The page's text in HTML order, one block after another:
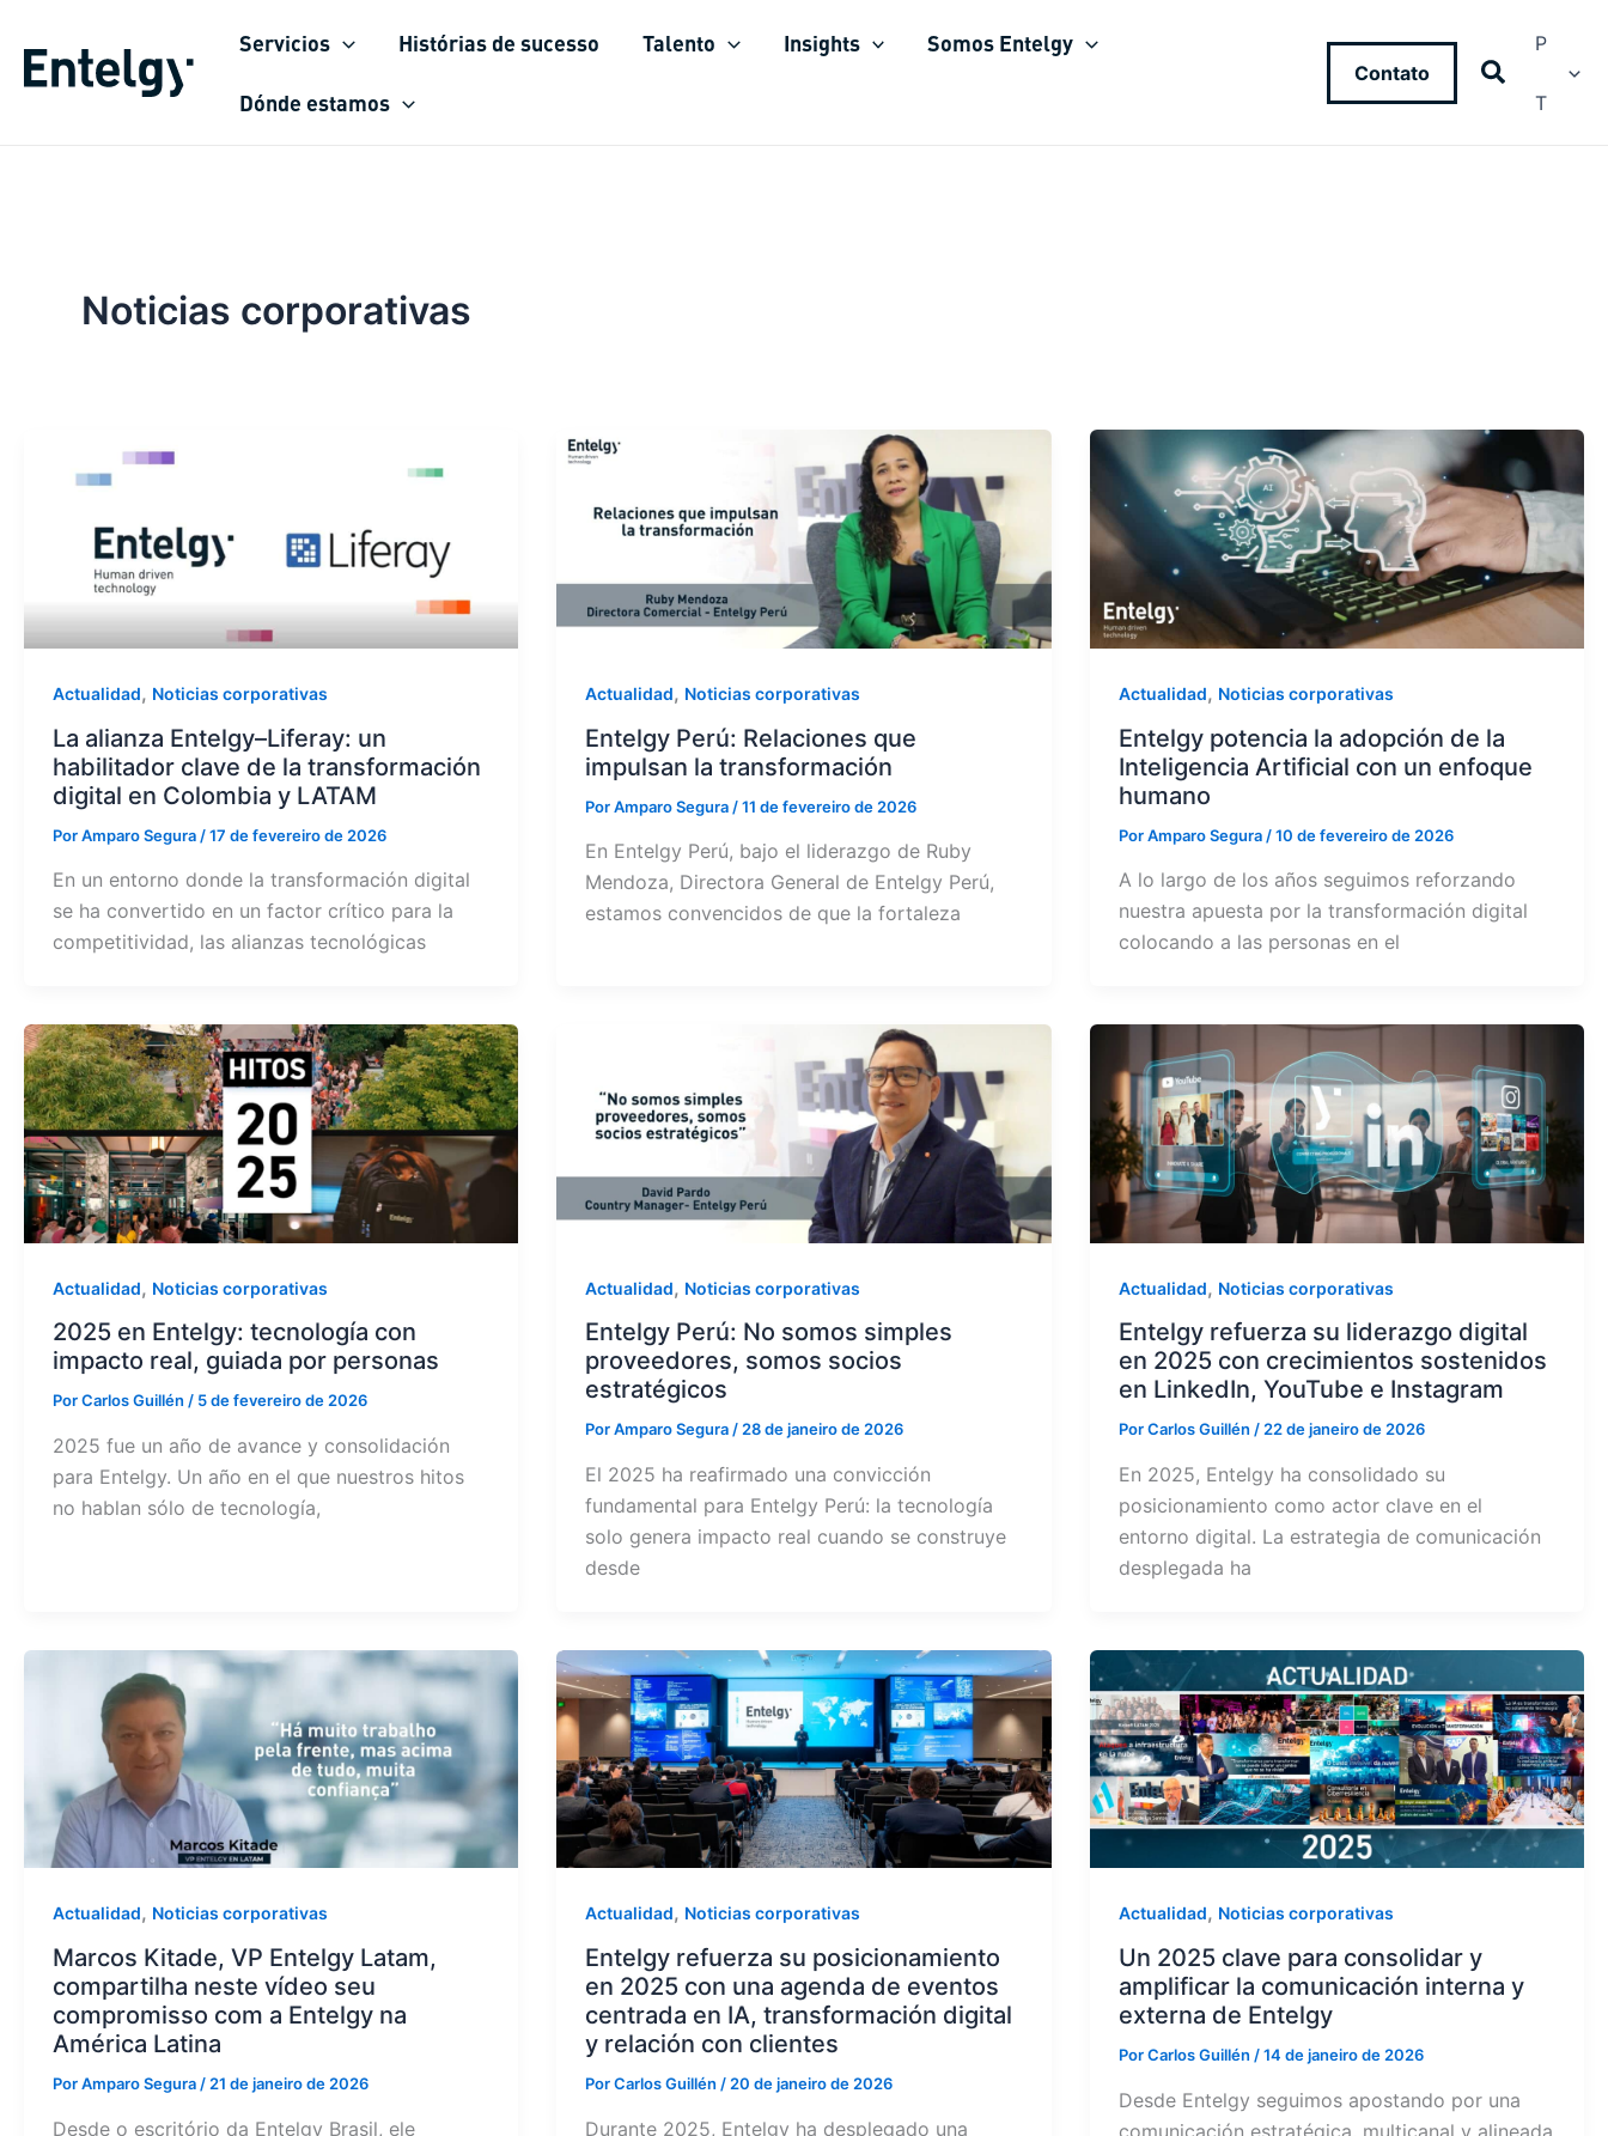
para
Servicios Histórias de sucesso Talento Insights Somos Entelgy
Dónde estamos
Contato
P
T
Noticias corporativas
Actualidad, Noticias corporativas
La alianza Entelgy–Liferay: un
habilitador clave de la transformación
digital en Colombia y LATAM
PorAmparo Segura /17 de fevereiro de 2026
En un entorno donde la transformación digital
se ha convertido en un factor crítico para la
competitividad, las alianzas tecnológicas
Actualidad, Noticias corporativas
Entelgy Perú: Relaciones que
impulsan la transformación
PorAmparo Segura /11 de fevereiro de 2026
En Entelgy Perú, bajo el liderazgo de Ruby
Mendoza, Directora General de Entelgy Perú,
estamos convencidos de que la fortaleza
Actualidad, Noticias corporativas
Entelgy potencia la adopción de la
Inteligencia Artificial con un enfoque
humano
PorAmparo Segura /10 de fevereiro de 2026
A lo largo de los años seguimos reforzando
nuestra apuesta por la transformación digital
colocando a las personas en el
Actualidad, Noticias corporativas
2025 en Entelgy: tecnología con
impacto real, guiada por personas
PorCarlos Guillén / 5 de fevereiro de 2026
2025 fue un año de avance y consolidación
para Entelgy. Un año en el que nuestros hitos
no hablan sólo de tecnología,
Actualidad, Noticias corporativas
Entelgy Perú: No somos simples
proveedores, somos socios
estratégicos
PorAmparo Segura/28 de janeiro de 2026
El 2025 ha reafirmado una convicción
fundamental para Entelgy Perú: la tecnología
solo genera impacto real cuando se construye
desde
Actualidad, Noticias corporativas
Entelgy refuerza su liderazgo digital
en 2025 con crecimientos sostenidos
en LinkedIn, YouTube e Instagram
PorCarlos Guillén /22 de janeiro de 2026
En 2025, Entelgy ha consolidado su
posicionamiento como actor clave en el
entorno digital. La estrategia de comunicación
desplegada ha
Actualidad, Noticias corporativas
Marcos Kitade, VP Entelgy Latam,
compartilha neste vídeo seu
compromisso com a Entelgy na
América Latina
PorAmparo Segura/21 de janeiro de 2026
Desde o escritório da Entelgy Brasil, ele
Actualidad, Noticias corporativas
Entelgy refuerza su posicionamiento
en 2025 con una agenda de eventos
centrada en IA, transformación digital
y relación con clientes
PorCarlos Guillén/20 de janeiro de 2026
Durante 2025, Entelgy ha desplegado una
Actualidad, Noticias corporativas
Un 2025 clave para consolidar y
amplificar la comunicación interna y
externa de Entelgy
PorCarlos Guillén /14 de janeiro de 2026
Desde Entelgy seguimos apostando por una
comunicación estratégica, multicanal y alineada